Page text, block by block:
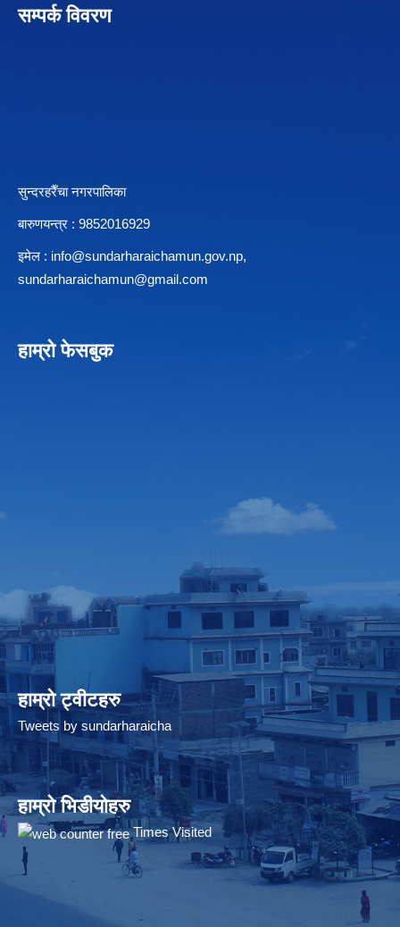
सम्पर्क विवरण
सुन्दरहरैँचा नगरपालिका
बारुणयन्त्र : 9852016929
इमेल : info@sundarharaichamun.gov.np,
sundarharaichamun@gmail.com
हाम्रो फेसबुक
हाम्रो ट्वीटहरु
Tweets by sundarharaicha
हाम्रो भिडीयोहरु
Times Visited